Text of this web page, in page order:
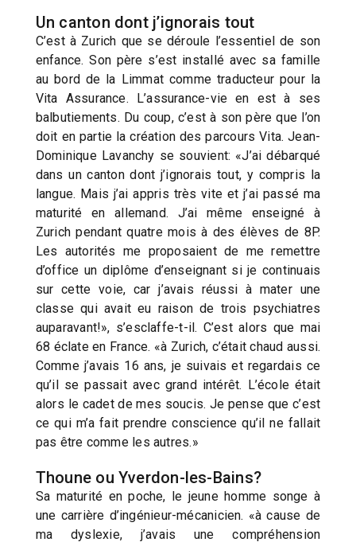
Un canton dont j’ignorais tout
C’est à Zurich que se déroule l’essentiel de son
enfance. Son père s’est installé avec sa famille
au bord de la Limmat comme traducteur pour la
Vita Assurance. L’assurance-vie en est à ses
balbutiements. Du coup, c’est à son père que l’on
doit en partie la création des parcours Vita. Jean-
Dominique Lavanchy se souvient: «J’ai débarqué
dans un canton dont j’ignorais tout, y compris la
langue. Mais j’ai appris très vite et j’ai passé ma
maturité en allemand. J’ai même enseigné à
Zurich pendant quatre mois à des élèves de 8P.
Les autorités me proposaient de me remettre
d’office un diplôme d’enseignant si je continuais
sur cette voie, car j’avais réussi à mater une
classe qui avait eu raison de trois psychiatres
auparavant!», s’esclaffe-t-il. C’est alors que mai
68 éclate en France. «à Zurich, c’était chaud aussi.
Comme j’avais 16 ans, je suivais et regardais ce
qu’il se passait avec grand intérêt. L’école était
alors le cadet de mes soucis. Je pense que c’est
ce qui m’a fait prendre conscience qu’il ne fallait
pas être comme les autres.»
Thoune ou Yverdon-les-Bains?
Sa maturité en poche, le jeune homme songe à
une carrière d’ingénieur-mécanicien. «à cause de
ma dyslexie, j’avais une compréhension